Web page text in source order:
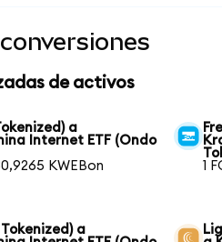
de activos
a
Internet ETF (Ondo
KWEBon
1
a